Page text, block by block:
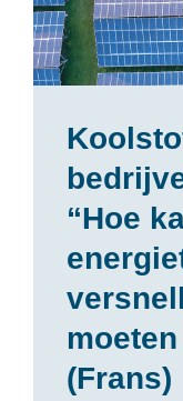
“Hoe
(Frans)